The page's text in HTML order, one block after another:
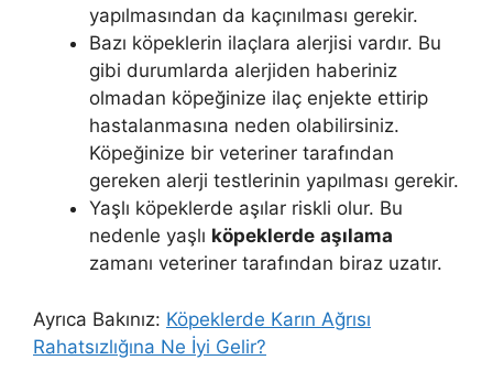
yapılmasından da kaçınılması gerekir.
Bazı köpeklerin ilaçlara alerjisi vardır. Bu
gibi durumlarda alerjiden haberiniz
olmadan köpeğinize ilaç enjekte ettirip
hastalanmasına neden olabilirsiniz.
Köpeğinize bir veteriner tarafından
gereken alerji testlerinin yapılması gerekir.
Yaşlı köpeklerde aşılar riskli olur. Bu
nedenle yaşlı köpeklerde aşılama
zamanı veteriner tarafından biraz uzatır.
Ayrıca Bakınız: Köpeklerde Karın Ağrısı
Rahatsızlığına Ne İyi Gelir?